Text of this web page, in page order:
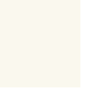
REQ108845